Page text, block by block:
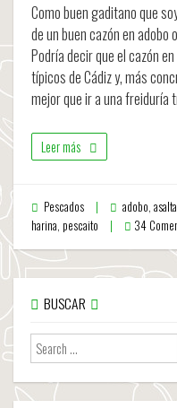
Como buen gaditano que
de un buen cazón en
Podría decir que el cazón
típicos de Cádiz y, más
mejor que ir a una freiduría
Leer más
Pescados adobo,
harina, pescaito 34
BUSCAR